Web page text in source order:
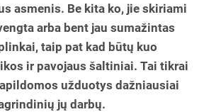
asmenis. Be kita ko, jie skiriami
arba bent jau sumažintas
taip pat kad būtų kuo
ir pavojaus šaltiniai. Tai tikrai
užduotys dažniausiai
jų darbų.